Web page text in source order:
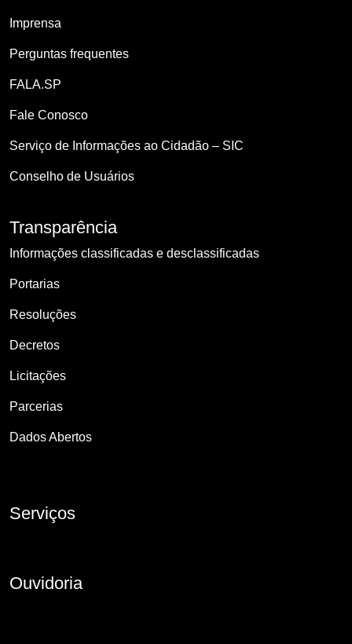
Imprensa
Perguntas frequentes
FALA.SP
Fale Conosco
Serviço de Informações ao Cidadão – SIC
Conselho de Usuários
Transparência
Informações classificadas e desclassificadas
Portarias
Resoluções
Decretos
Licitações
Parcerias
Dados Abertos
Serviços
Ouvidoria